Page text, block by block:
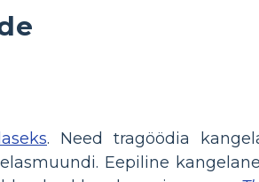
. Need tragöödia
Eepiline